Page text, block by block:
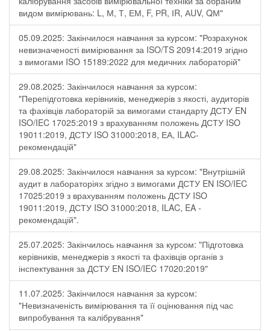
видом вимірювань: L, М, Т, ЕМ, F, РR, ІR, АUV, QМ"
05.09.2025: Закінчилося навчання за курсом: "Розрахунок
невизначеності вимірювання за ISO/TS 20914:2019 згідно
з вимогами ISO 15189:2022 для медичних лабораторій"
29.08.2025: Закінчилося навчання за курсом:
"Перепідготовка керівників, менеджерів з якості, аудиторів
та фахівців лабораторій за вимогами стандарту ДСТУ EN
ISO/IEC 17025:2019 з врахуванням положень ДСТУ ISO
19011:2019, ДСТУ ISO 31000:2018, ЕА, ILAC-
рекомендацій"
29.08.2025: Закінчилося навчання за курсом: "Внутрішній
аудит в лабораторіях згідно з вимогами ДСТУ EN ISO/IEC
17025:2019 з врахуванням положень ДСТУ ISO
19011:2019, ДСТУ ISO 31000:2018, ILAC, EA -
рекомендацій".
25.07.2025: Закінчилось навчання за курсом: "Підготовка
керівників, менеджерів з якості та фахівців органів з
інспектування за ДСТУ EN ISO/IEC 17020:2019"
11.07.2025: Закінчилося навчання за курсом:
"Невизначеність вимірювання та її оцінювання під час
випробування та калібрування"